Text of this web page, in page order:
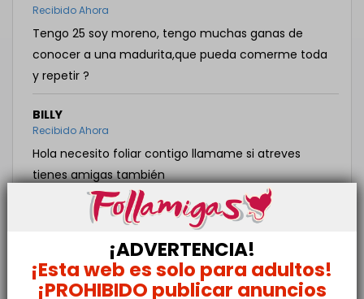
Recibido Ahora
Tengo 25 soy moreno, tengo muchas ganas de
conocer a una madurita,que pueda comerme toda
y repetir ?
BILLY
Recibido Ahora
Hola necesito foliar contigo llamame si atreves
tienes amigas también
Recibido hace una hora
Hola guapa soy un chico negro te gustaría
conocerme escríbeme
¡ADVERTENCIA!
¡Esta web es solo para adultos!
¡PROHIBIDO publicar anuncios